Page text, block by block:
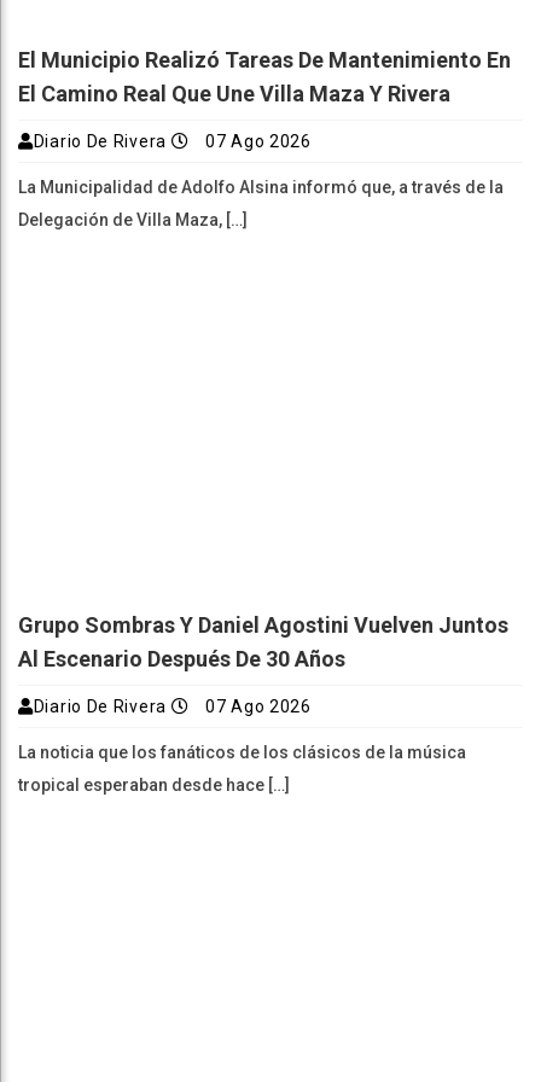
El Municipio Realizó Tareas De Mantenimiento En
El Camino Real Que Une Villa Maza Y Rivera
Diario De Rivera 07 Ago 2026
La Municipalidad de Adolfo Alsina informó que, a través de la
Delegación de Villa Maza, […]
Grupo Sombras Y Daniel Agostini Vuelven Juntos
Al Escenario Después De 30 Años
Diario De Rivera 07 Ago 2026
La noticia que los fanáticos de los clásicos de la música
tropical esperaban desde hace […]